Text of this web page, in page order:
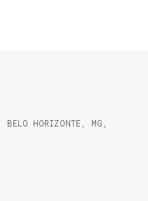
BELO HORIZONTE MG